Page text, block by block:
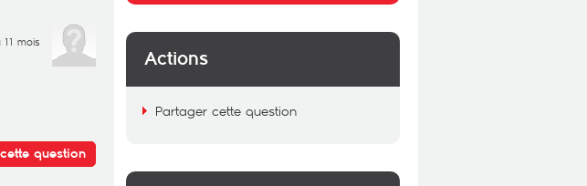
11 mois
question
Actions
Partager cette question